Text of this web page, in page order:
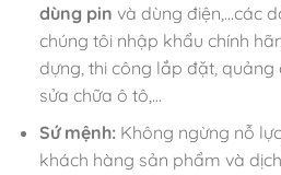
dùng pin và dùng điện,…các
chúng tôi nhập khẩu chính
dựng, thi công lắp đặt, quảng
sửa chữa ô tô,…
Sứ mệnh:Không ngừng nỗ
khách hàng sản phẩm và